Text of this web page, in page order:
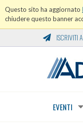
Questo sito ha aggiornato
chiudere questo banner
ISCRIVITI
EVENTI